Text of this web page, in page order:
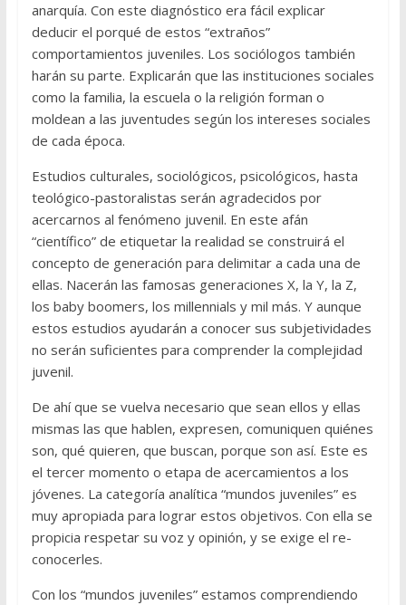
anarquía. Con este diagnóstico era fácil explicar
deducir el porqué de estos “extraños”
comportamientos juveniles. Los sociólogos también
harán su parte. Explicarán que las instituciones sociales
como la familia, la escuela o la religión forman o
moldean a las juventudes según los intereses sociales
de cada época.
Estudios culturales, sociológicos, psicológicos, hasta
teológico-pastoralistas serán agradecidos por
acercarnos al fenómeno juvenil. En este afán
“científico” de etiquetar la realidad se construirá el
concepto de generación para delimitar a cada una de
ellas. Nacerán las famosas generaciones X, la Y, la Z,
los baby boomers, los millennials y mil más. Y aunque
estos estudios ayudarán a conocer sus subjetividades
no serán suficientes para comprender la complejidad
juvenil.
De ahí que se vuelva necesario que sean ellos y ellas
mismas las que hablen, expresen, comuniquen quiénes
son, qué quieren, que buscan, porque son así. Este es
el tercer momento o etapa de acercamientos a los
jóvenes. La categoría analítica “mundos juveniles” es
muy apropiada para lograr estos objetivos. Con ella se
propicia respetar su voz y opinión, y se exige el re-
conocerles.
Con los “mundos juveniles” estamos comprendiendo